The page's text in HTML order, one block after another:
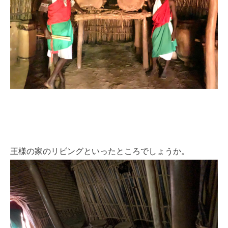
王様の家のリビングといったところでしょうか。